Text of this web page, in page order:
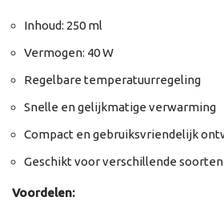
Inhoud: 250 ml
Vermogen: 40 W
Regelbare temperatuurregeling
Snelle en gelijkmatige verwarming
Compact en gebruiksvriendelijk
Geschikt voor verschillende
Voordelen: